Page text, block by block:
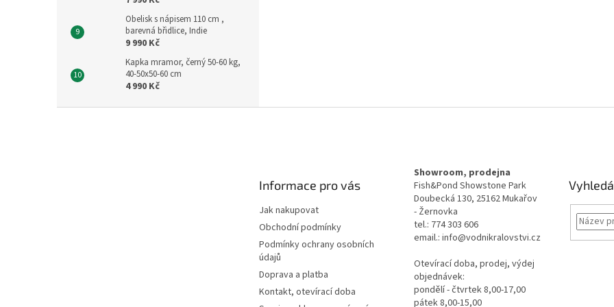
Obelisk s nápisem 110 cm ,
barevná břidlice, Indie
9 990 Kč
Kapka mramor, černý 50-60 kg,
40-50x50-60 cm
4 990 Kč
Informace pro vás
Jak nakupovat
Obchodní podmínky
Podmínky ochrany osobních
údajů
Doprava a platba
Kontakt, otevírací doba
Showroom, prodejna
Fish&Pond Showstone Park
Doubecká 130, 25162 Mukařov
- Žernovka
tel.: 774 303 606
email.: info@vodnikralovstvi.cz
Otevírací doba, prodej, výdej
objednávek:
pondělí - čtvrtek 8,00-17,00
pátek 8,00-15,00